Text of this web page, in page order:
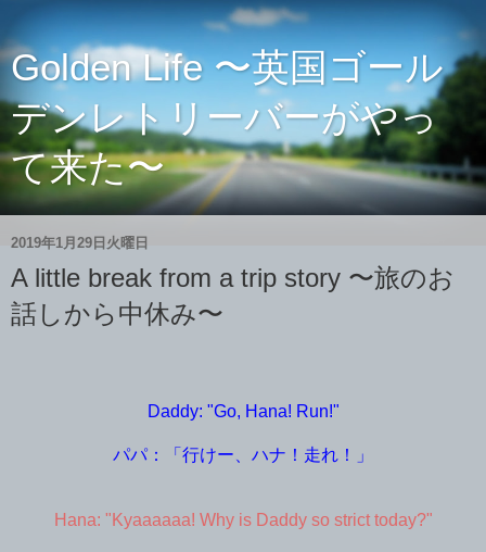
Golden Life 〜英国ゴール
デンレトリーバーがやっ
て来た〜
2019年1月29日火曜日
A little break from a trip story 〜旅のお
話しから中休み〜
Daddy: "Go, Hana! Run!"
パパ：「行けー、ハナ！走れ！」
Hana: "Kyaaaaaa! Why is Daddy so strict today?"